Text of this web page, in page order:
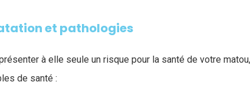
et pathologies
à elle seule un risque pour la santé de votre
de santé :